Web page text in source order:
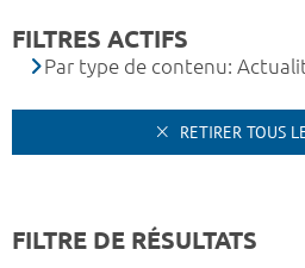
FILTRES ACTIFS
Par type de contenu:
RETIRER TOUS
FILTRE DE RÉSULTATS